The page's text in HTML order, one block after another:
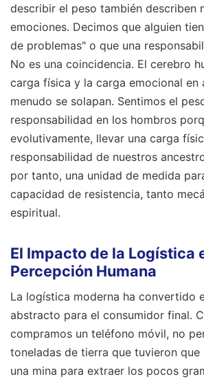
describir el peso también describen
emociones. Decimos que alguien
de problemas" o que una
No es una coincidencia. El cerebro
carga física y la carga emocional en
menudo se solapan. Sentimos el
responsabilidad en los hombros
evolutivamente, llevar una carga
responsabilidad de nuestros
por tanto, una unidad de medida
capacidad de resistencia, tanto
espiritual.
El Impacto de la Logística
Percepción Humana
La logística moderna ha convertido
abstracto para el consumidor final.
compramos un teléfono móvil, no
toneladas de tierra que tuvieron que
una mina para extraer los pocos